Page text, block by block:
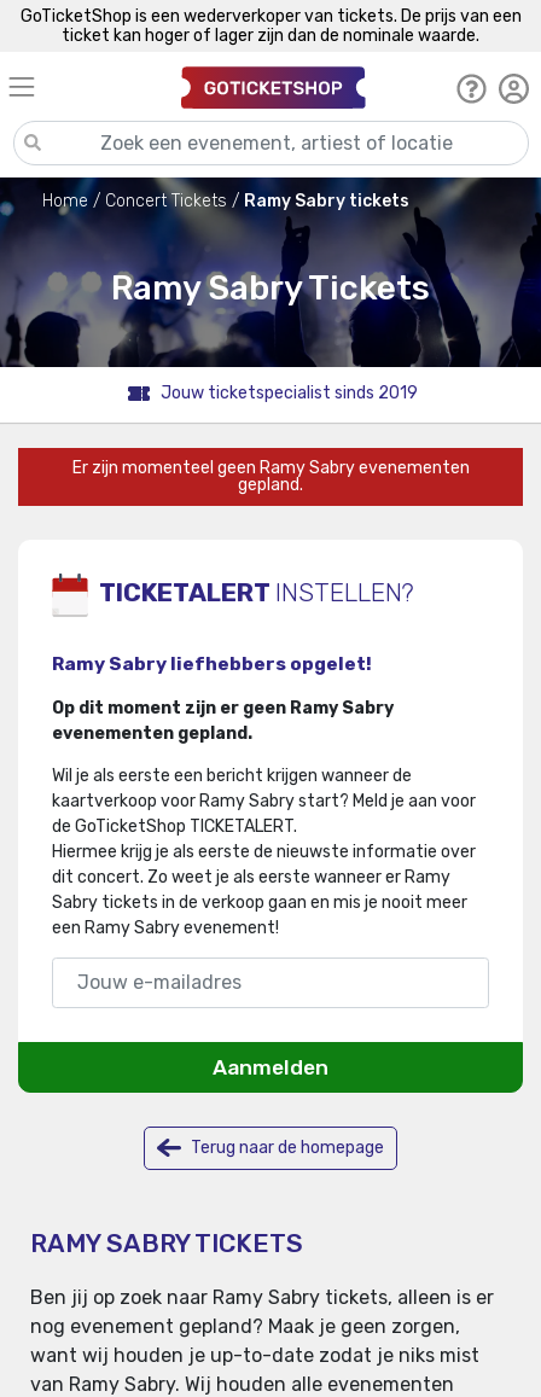
GoTicketShop is een wederverkoper van tickets. De prijs van een
ticket kan hoger of lager zijn dan de nominale waarde.
Home Concert Tickets Ramy Sabry tickets
Ramy Sabry Tickets
Jouw ticketspecialist sinds 2019
Er zijn momenteel geen Ramy Sabry evenementen
gepland.
TICKETALERT INSTELLEN?
Ramy Sabry liefhebbers opgelet!
Op dit moment zijn er geen Ramy Sabry
evenementen gepland.
Wil je als eerste een bericht krijgen wanneer de
kaartverkoop voor Ramy Sabry start? Meld je aan voor
de GoTicketShop TICKETALERT.
Hiermee krijg je als eerste de nieuwste informatie over
dit concert. Zo weet je als eerste wanneer er Ramy
Sabry tickets in de verkoop gaan en mis je nooit meer
een Ramy Sabry evenement!
Aanmelden
Terug naar de homepage
RAMY SABRY TICKETS
Ben jij op zoek naar Ramy Sabry tickets, alleen is er
nog evenement gepland? Maak je geen zorgen,
want wij houden je up-to-date zodat je niks mist
van Ramy Sabry. Wij houden alle evenementen